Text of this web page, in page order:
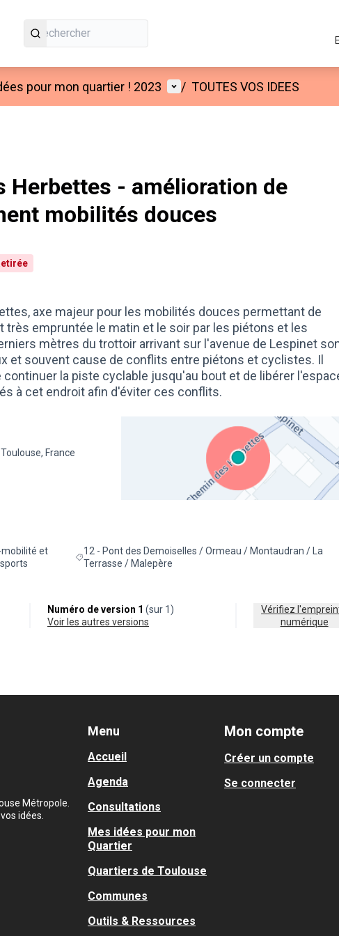
pour mon quartier ! 2023 Menu utilisateur
/ TOUTES VOS IDEES
Herbettes - amélioration de
mobilités douces
axe majeur pour les mobilités douces permettant de
très empruntée le matin et le soir par les piétons et les
mètres du trottoir arrivant sur l'avenue de Lespinet
et souvent cause de conflits entre piétons et cyclistes. Il
la piste cyclable jusqu'au bout et de libérer
à cet endroit afin d'éviter ces conflits.
France
résultats de la catégorie : Éco-mobilité et transports
mobilité et
Filtrer les résultats pour le secteur : 12 - Pont des
12 - Pont des Demoiselles / Ormeau / Montaudran / La
Terrasse / Malepère
Numéro de version 1 (sur 1)
voir les autres versions
Vérifiez l'empreinte
numérique
Métropole.
idées.
Menu
Accueil
Agenda
Consultations
Mes idées pour mon
Quartier
Quartiers de Toulouse
Communes
Outils & Ressources
Mon compte
Créer un compte
Se connecter